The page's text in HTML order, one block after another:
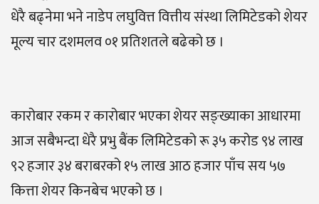
धेरै बढ्नेमा भने नाडेप लघुवित्त वित्तीय संस्था लिमिटेडको शेयर
मूल्य चार दशमलव ०१ प्रतिशतले बढेको छ ।
कारोबार रकम र कारोबार भएका शेयर सङ्ख्याका आधारमा
आज सबैभन्दा धेरै प्रभु बैंक लिमिटेडको रू ३५ करोड ९४ लाख
९२ हजार ३४ बराबरको १५ लाख आठ हजार पाँच सय ५७
कित्ता शेयर किनबेच भएको छ ।